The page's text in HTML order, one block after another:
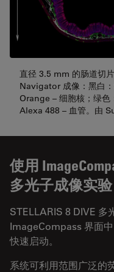
直径 3.5 mm 的肠道切
Navigator 成像：黑白
Orange – 细胞核；绿色
Alexa 488 – 血管。由
使用
多光子成像实验
STELLARIS 8 DIVE 多
ImageCompass 界面
快速启动。
系统可利用范围广泛的